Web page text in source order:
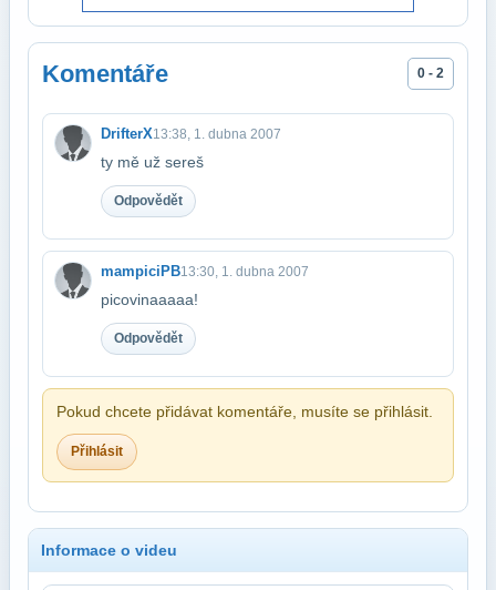
Komentáře 0 - 2
DrifterX13:38, 1. dubna 2007
ty mě už sereš
Odpovědět
mampiciPB13:30, 1. dubna 2007
picovinaaaaa!
Odpovědět
Pokud chcete přidávat komentáře, musíte se přihlásit.
Přihlásit
Informace o videu